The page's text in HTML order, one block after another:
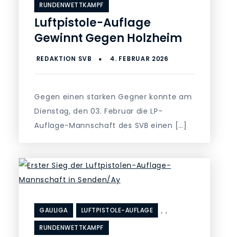
RUNDENWETTKAMPF
Luftpistole-Auflage
Gewinnt Gegen Holzheim
Gegen einen starken Gegner konnte am
Dienstag, den 03. Februar die LP-
Auflage-Mannschaft des SVB einen […]
GAULIGA ,
LUFTPISTOLE-AUFLAGE ,
RUNDENWETTKAMPF